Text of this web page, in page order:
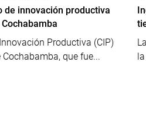
de innovación productiva
Productiva (CIP)
Cochabamba, que fue...